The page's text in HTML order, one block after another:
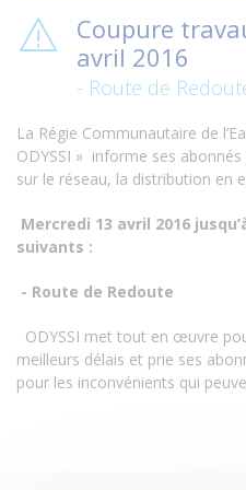
Coupure
avril 2016
- Route de
La Régie Communautaire de
ODYSSI » informe ses
sur le réseau, la distribution en
Mercredi 13 avril 2016
suivants :
- Route de Redoute
ODYSSI met tout en œuvre
meilleurs délais et prie ses
pour les inconvénients qui